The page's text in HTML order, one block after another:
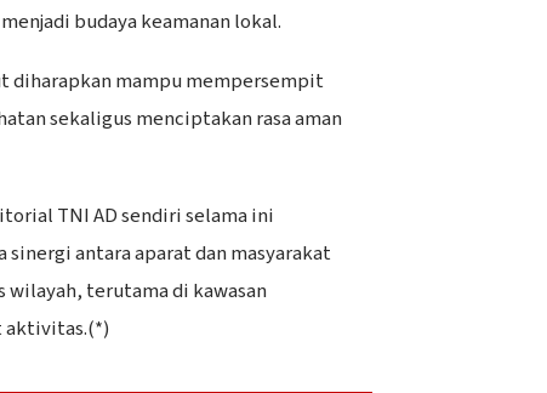
budaya keamanan lokal.
diharapkan mampu mempersempit
sekaligus menciptakan rasa aman
TNI AD sendiri selama ini
antara aparat dan masyarakat
terutama di kawasan
aktivitas.(*)